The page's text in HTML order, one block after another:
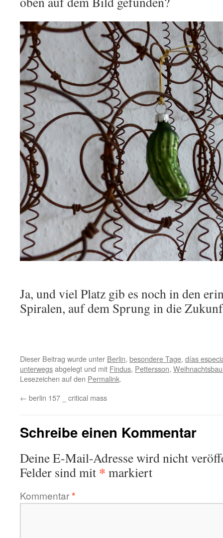
Ja, und viel Platz gib es noch in den
Spiralen, auf dem Sprung in die
Dieser Beitrag wurde unter Berlin, besondere Tage, días
unterwegsabgelegt und mit Findus, Pettersson,
Lesezeichen auf den Permalink.
← berlin 157 _ critical mass
Schreibe einen Kommentar
Deine E-Mail-Adresse wird nicht
Felder sind mit * markiert
Kommentar*